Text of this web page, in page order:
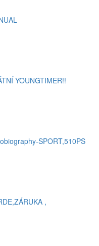
YOUNGTIMER!!
SPORT,510PS
,